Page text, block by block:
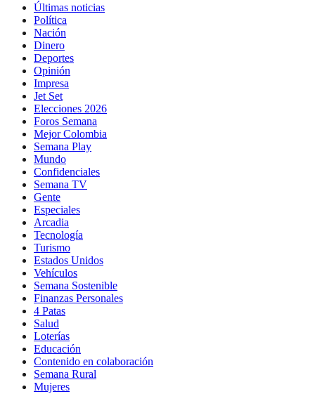
Últimas noticias
Política
Nación
Dinero
Deportes
Opinión
Impresa
Jet Set
Elecciones 2026
Foros Semana
Mejor Colombia
Semana Play
Mundo
Confidenciales
Semana TV
Gente
Especiales
Arcadia
Tecnología
Turismo
Estados Unidos
Vehículos
Semana Sostenible
Finanzas Personales
4 Patas
Salud
Loterías
Educación
Contenido en colaboración
Semana Rural
Mujeres